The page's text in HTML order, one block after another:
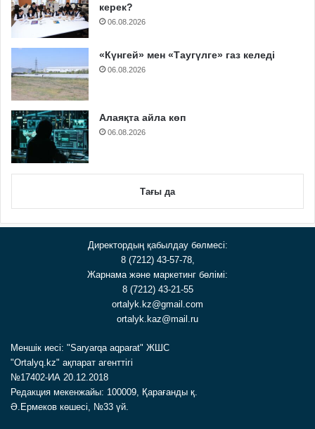
керек?
06.08.2026
«Күнгей» мен «Таугүлге» газ келеді
06.08.2026
Алаяқта айла көп
06.08.2026
Тағы да
Директордың қабылдау бөлмесі:
8 (7212) 43-57-78,
Жарнама және маркетинг бөлімі:
8 (7212) 43-21-55
ortalyk.kz@gmail.com
ortalyk.kaz@mail.ru
Меншік иесі: "Saryarqa aqparat" ЖШС
"Ortalyq.kz" ақпарат агенттігі
№17402-ИА 20.12.2018
Редакция мекенжайы: 100009, Қарағанды қ.
Ә.Ермеков көшесі, №33 үй.